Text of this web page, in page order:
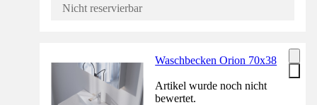
Nicht reservierbar
Waschbecken Orion 70x38
Artikel wurde noch nicht
bewertet.